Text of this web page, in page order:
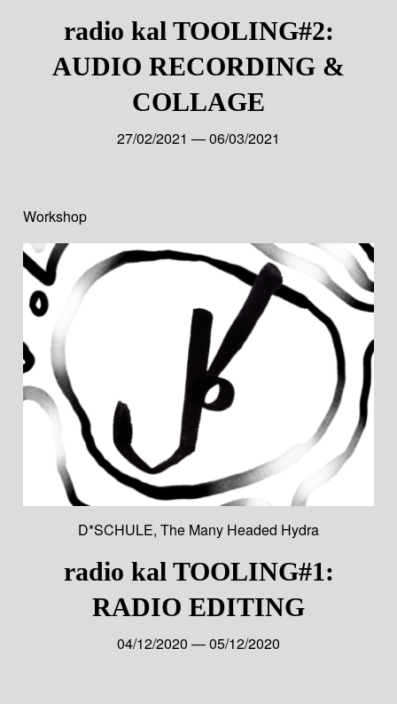
radio kal TOOLING#2:
AUDIO RECORDING &
COLLAGE
27/02/2021 — 06/03/2021
Workshop
D*SCHULE, The Many Headed Hydra
radio kal TOOLING#1:
RADIO EDITING
04/12/2020 — 05/12/2020